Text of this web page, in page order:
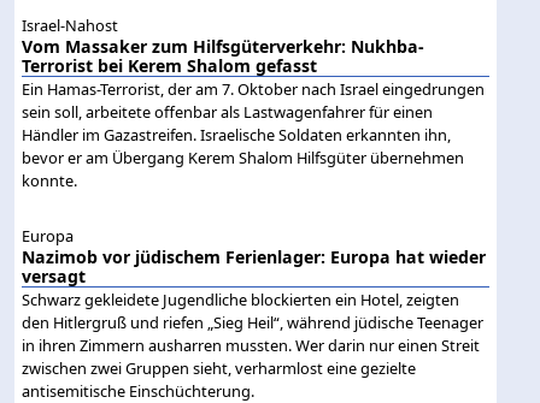
Israel-Nahost
Vom Massaker zum Hilfsgüterverkehr: Nukhba-
Terrorist bei Kerem Shalom gefasst
Ein Hamas-Terrorist, der am 7. Oktober nach Israel eingedrungen
sein soll, arbeitete offenbar als Lastwagenfahrer für einen
Händler im Gazastreifen. Israelische Soldaten erkannten ihn,
bevor er am Übergang Kerem Shalom Hilfsgüter übernehmen
konnte.
Europa
Nazimob vor jüdischem Ferienlager: Europa hat wieder
versagt
Schwarz gekleidete Jugendliche blockierten ein Hotel, zeigten
den Hitlergruß und riefen „Sieg Heil“, während jüdische Teenager
in ihren Zimmern ausharren mussten. Wer darin nur einen Streit
zwischen zwei Gruppen sieht, verharmlost eine gezielte
antisemitische Einschüchterung.